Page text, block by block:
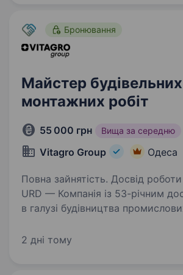
Бронювання
Майстер
монтажних робіт
55 000 грн Вища за середню
Vitagro Group Одеса
Повна зайнятість. Досвід роботи
URD — Компанія із 53-річним
в галузі будівництва
будівництва та ремонту
2 дні тому